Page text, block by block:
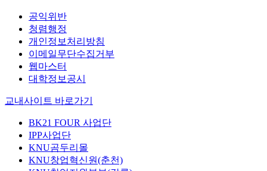
공익위반
청렴행정
개인정보처리방침
이메일무단수집거부
웹마스터
대학정보공시
교내사이트 바로가기
BK21 FOUR 사업단
IPP사업단
KNU곰두리몰
KNU창업혁신원(춘천)